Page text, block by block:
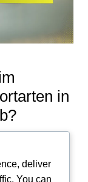
in
in
von Fußball
deliver
You can